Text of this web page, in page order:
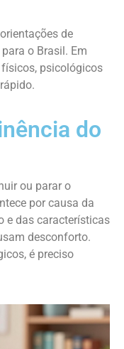
de
o Brasil. Em
psicológicos
do
ou parar o
por causa da
e das características
desconforto.
é preciso